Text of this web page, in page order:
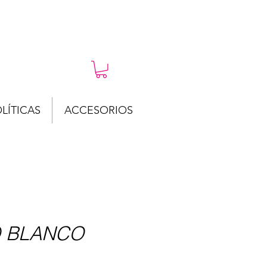
ACCESORIOS
BLANCO